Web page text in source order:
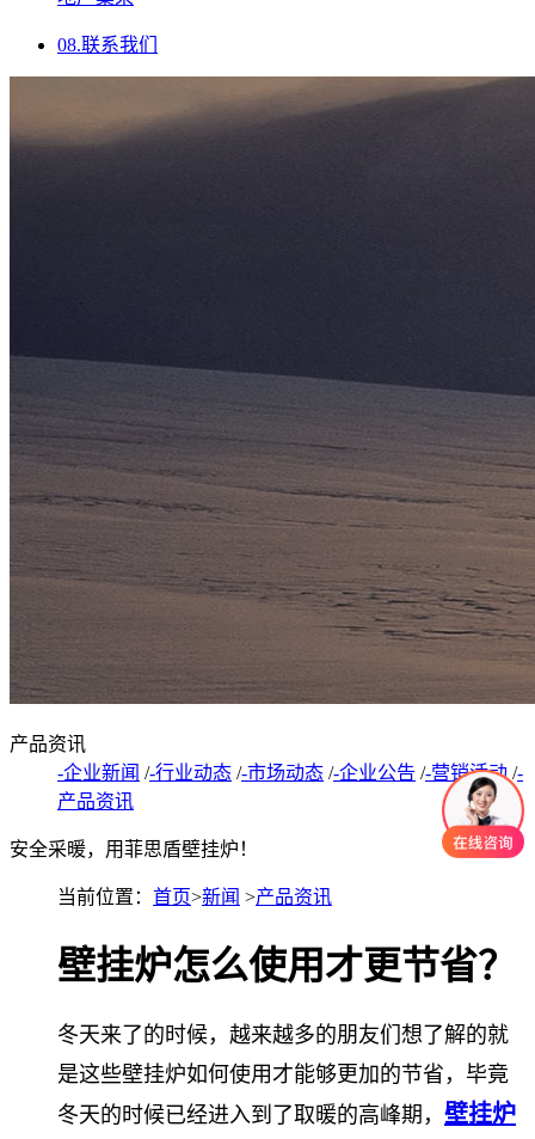
08.联系我们
产品资讯
-企业新闻 /-行业动态 /-市场动态 /-企业公告 /-营销活动 /-
产品资讯
安全采暖，用菲思盾壁挂炉！
当前位置： 首页>新闻 >产品资讯
壁挂炉怎么使用才更节省？
冬天来了的时候，越来越多的朋友们想了解的就
是这些壁挂炉如何使用才能够更加的节省，毕竟
冬天的时候已经进入到了取暖的高峰期， 壁挂炉